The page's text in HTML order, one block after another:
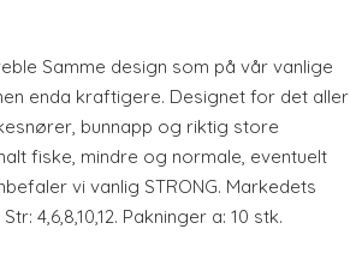
Samme design som på vår vanlige
enda kraftigere. Designet for det aller
bunnapp og riktig store
fiske, mindre og normale, eventuelt
vi vanlig STRONG. Markedets
4,6,8,10,12. Pakninger a: 10 stk.